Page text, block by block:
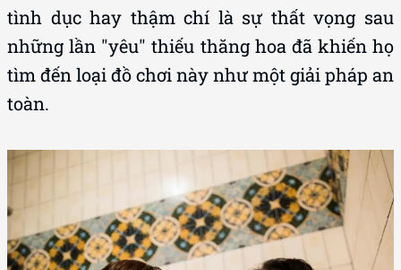
tình dục hay thậm chí là sự thất vọng sau
những lần "yêu" thiếu thăng hoa đã khiến họ
tìm đến loại đồ chơi này như một giải pháp an
toàn.